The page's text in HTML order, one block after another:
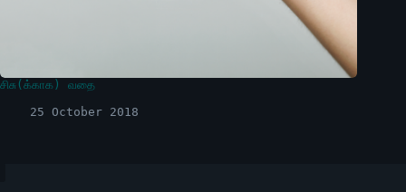
சிசு(க்காக) வதை
25 October 2018